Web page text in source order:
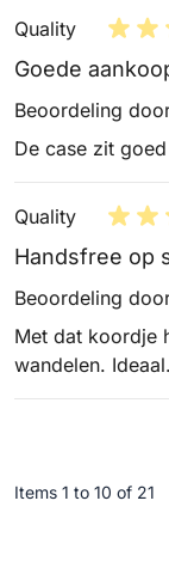
Quality
Goede
Beoordeling
De case zit
Quality
Handsfree op
Beoordeling
Met dat koordje
wandelen. Ideaal.
Items 1 to 10 of 21